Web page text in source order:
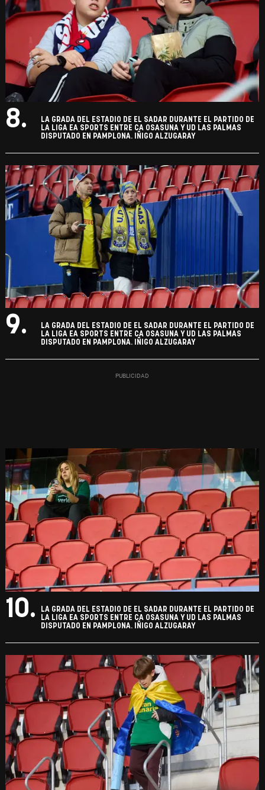
8.
LA GRADA DEL ESTADIO DE EL SADAR DURANTE EL PARTIDO DE
LA LIGA EA SPORTS ENTRE CA OSASUNA Y UD LAS PALMAS
DISPUTADO EN PAMPLONA. IÑIGO ALZUGARAY
9.
LA GRADA DEL ESTADIO DE EL SADAR DURANTE EL PARTIDO DE
LA LIGA EA SPORTS ENTRE CA OSASUNA Y UD LAS PALMAS
DISPUTADO EN PAMPLONA. IÑIGO ALZUGARAY
10.
LA GRADA DEL ESTADIO DE EL SADAR DURANTE EL PARTIDO DE
LA LIGA EA SPORTS ENTRE CA OSASUNA Y UD LAS PALMAS
DISPUTADO EN PAMPLONA. IÑIGO ALZUGARAY